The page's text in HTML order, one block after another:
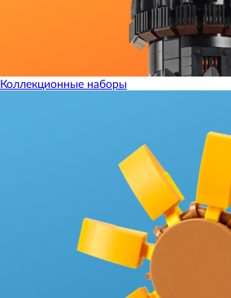
Коллекционные наборы